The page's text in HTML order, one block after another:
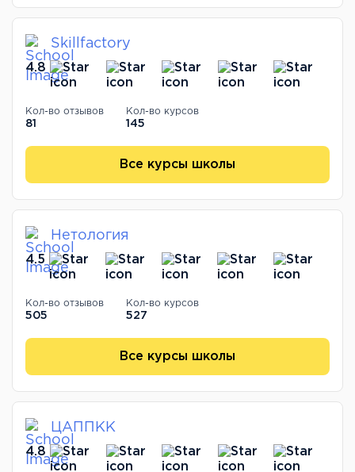
Skillfactory
4.8
Кол-во отзывов
81
Кол-во курсов
145
Все курсы школы
Нетология
4.5
Кол-во отзывов
505
Кол-во курсов
527
Все курсы школы
ЦАППКК
4.8